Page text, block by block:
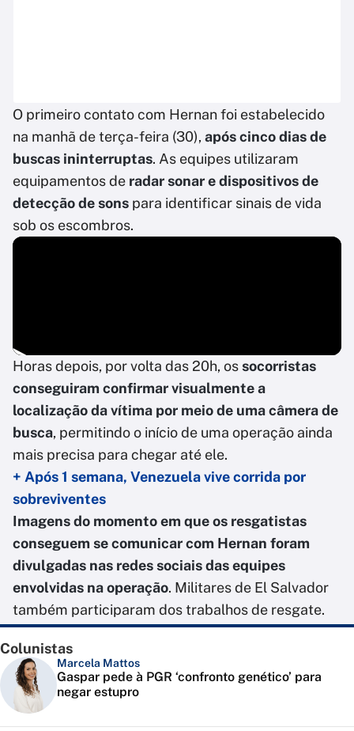
O primeiro contato com Hernan foi estabelecido
na manhã de terça-feira (30), após cinco dias de
buscas ininterruptas. As equipes utilizaram
equipamentos de radar sonar e dispositivos de
detecção de sons para identificar sinais de vida
sob os escombros.
Horas depois, por volta das 20h, ossocorristas
conseguiram confirmar visualmente a
localização da vítima por meio de uma câmera de
busca, permitindo o início de uma operação ainda
mais precisa para chegar até ele.
+ Após 1 semana, Venezuela vive corrida por
sobreviventes
Imagens do momento em que os resgatistas
conseguem se comunicar com Hernan foram
divulgadas nas redes sociais das equipes
envolvidas na operação. Militares de El Salvador
também participaram dos trabalhos de resgate.
Colunistas
Marcela Mattos
Gaspar pede à PGR ‘confronto genético’ para
negar estupro